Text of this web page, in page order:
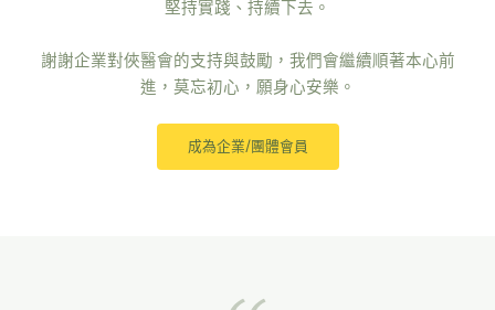
堅持實踐、持續下去。
謝謝企業對俠醫會的支持與鼓勵，我們會繼續順著本心前
進，莫忘初心，願身心安樂。
成為企業/團體會員